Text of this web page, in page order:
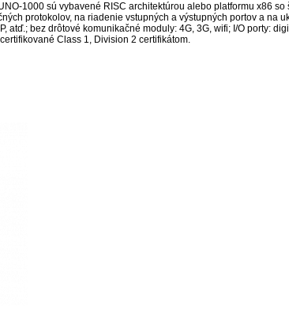
1000 sú vybavené RISC architektúrou alebo platformu x86
protokolov, na riadenie vstupných a výstupných portov a
atď.; bez drôtové komunikačné moduly: 4G, 3G, wifi; I/O
Class 1, Division 2 certifikátom.